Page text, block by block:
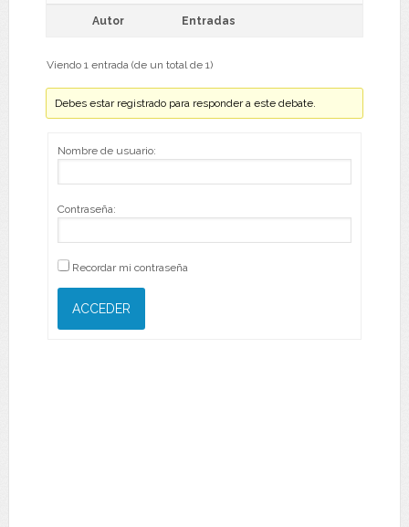
Autor Entradas
Viendo 1 entrada (de un total de 1)
Debes estar registrado para responder a este debate.
Nombre de usuario:
Contraseña:
Recordar mi contraseña
ACCEDER